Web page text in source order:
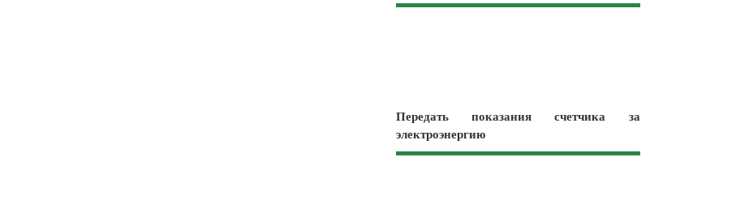
Передать показания счетчика за
электроэнергию